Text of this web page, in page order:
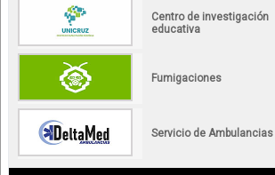
Centro de investigación
educativa
Fumigaciones
Servicio de Ambulancias